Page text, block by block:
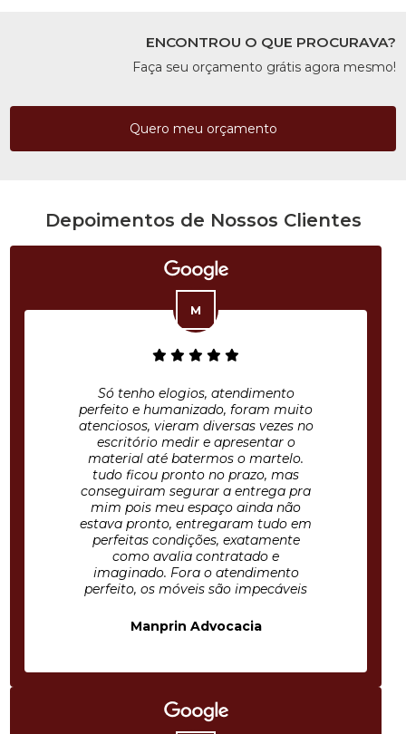
ENCONTROU O QUE PROCURAVA?
Faça seu orçamento grátis agora mesmo!
Quero meu orçamento
Depoimentos de Nossos Clientes
Só tenho elogios, atendimento
perfeito e humanizado, foram muito
atenciosos, vieram diversas vezes no
escritório medir e apresentar o
material até batermos o martelo.
tudo ficou pronto no prazo, mas
conseguiram segurar a entrega pra
mim pois meu espaço ainda não
estava pronto, entregaram tudo em
perfeitas condições, exatamente
como avalia contratado e
imaginado. Fora o atendimento
perfeito, os móveis são impecáveis
Manprin Advocacia